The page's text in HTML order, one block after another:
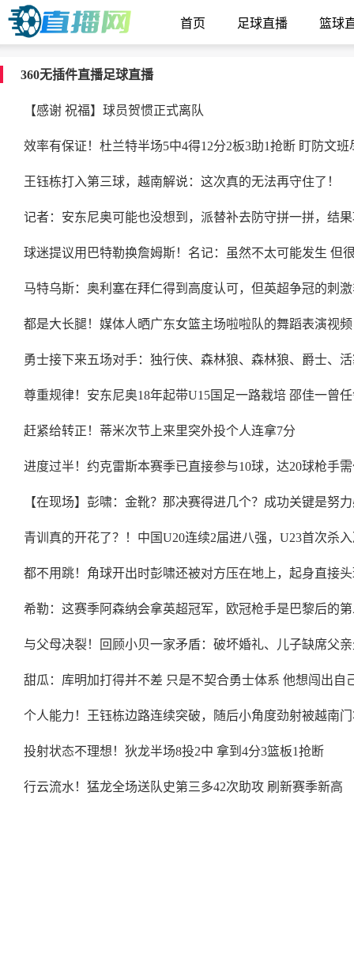
首页 足球直播 篮球
360无插件直播足球直播
【感谢 祝福】球员贺惯正式离队
效率有保证！杜兰特半场5中4得12分2板3助1抢断 盯防文
王钰栋打入第三球，越南解说：这次真的无法再守住了！
记者：安东尼奥可能也没想到，派替补去防守拼一拼，结
球迷提议用巴特勒换詹姆斯！名记：虽然不太可能发生 但
马特乌斯：奥利塞在拜仁得到高度认可，但英超争冠的刺
都是大长腿！媒体人晒广东女篮主场啦啦队的舞蹈表演视频
勇士接下来五场对手：独行侠、森林狼、森林狼、爵士、
尊重规律！安东尼奥18年起带U15国足一路栽培 邵佳一曾
赶紧给转正！蒂米次节上来里突外投个人连拿7分
进度过半！约克雷斯本赛季已直接参与10球，达20球枪手
【在现场】彭啸：金靴？那决赛得进几个？成功关键是努
青训真的开花了？！中国U20连续2届进八强，U23首次杀
都不用跳！角球开出时彭啸还被对方压在地上，起身直接
希勒：这赛季阿森纳会拿英超冠军，欧冠枪手是巴黎后的
与父母决裂！回顾小贝一家矛盾：破坏婚礼、儿子缺席父
甜瓜：库明加打得并不差 只是不契合勇士体系 他想闯出自
个人能力！王钰栋边路连续突破，随后小角度劲射被越南
投射状态不理想！狄龙半场8投2中 拿到4分3篮板1抢断
行云流水！猛龙全场送队史第三多42次助攻 刷新赛季新高